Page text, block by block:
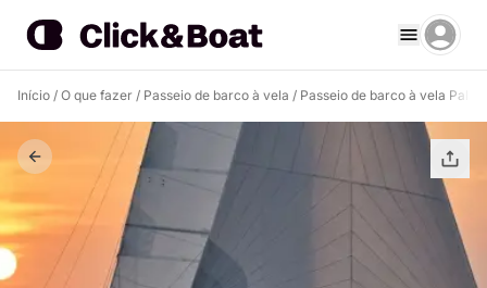
Início / O que fazer / Passeio de barco à vela / Passeio de barco à vela Palau